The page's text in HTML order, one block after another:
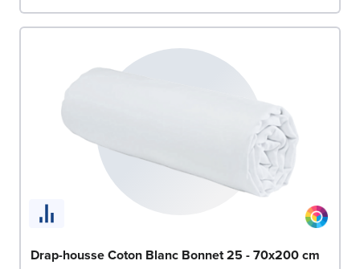
Drap-housse Coton Blanc Bonnet 25 - 70x200 cm